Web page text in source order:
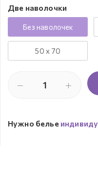
260х300
для кровати 200
Две наволочки
Без наволочек
50 х 70
Нужно белье